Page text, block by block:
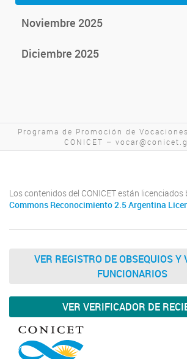
Noviembre 2025
Diciembre 2025
Programa de Promoción de
CONICET –
Los contenidos del CONICET están licenciados
Commons Reconocimiento 2.5 Argentina
VER REGISTRO DE OBSEQUIOS Y
FUNCIONARIOS
VER VERIFICADOR DE